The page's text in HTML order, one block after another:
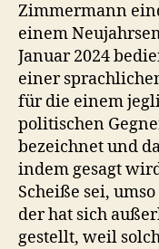
Zimmermann
einem
Januar 2024
einer
für die einem
politischen
bezeichnet und
indem gesagt
Scheiße sei,
der hat sich
gestellt, weil